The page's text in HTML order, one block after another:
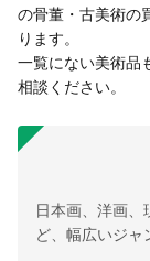
の骨董・古美術の
ります。
一覧にない美術品
相談ください。
日本画、洋画
ど、幅広いジャ